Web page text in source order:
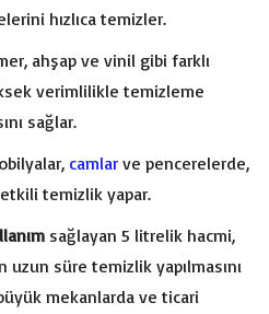
hızlıca temizler.
ahşap ve vinil gibi farklı
verimlilikle temizleme
sağlar.
camlar ve pencerelerde,
temizlik yapar.
sağlayan 5 litrelik hacmi,
süre temizlik yapılmasını
mekanlarda ve ticari